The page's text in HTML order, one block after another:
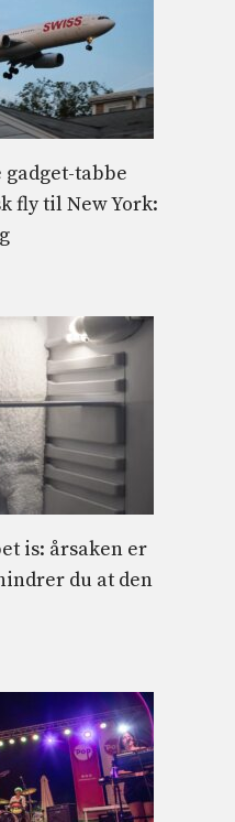
gadget-tabbe
fly til New York:
is: årsaken er
du at den